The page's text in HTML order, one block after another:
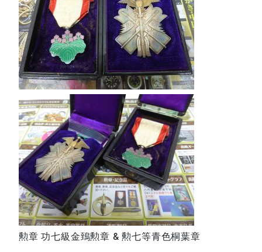
勲章 功七級金鵄勲章 & 勲七等青色桐葉章